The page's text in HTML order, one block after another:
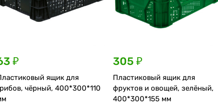
₽
ящик для
чёрный, 400*300*110
305 ₽
Пластиковый ящик для
фруктов и овощей, зелёный,
400*300*155 мм